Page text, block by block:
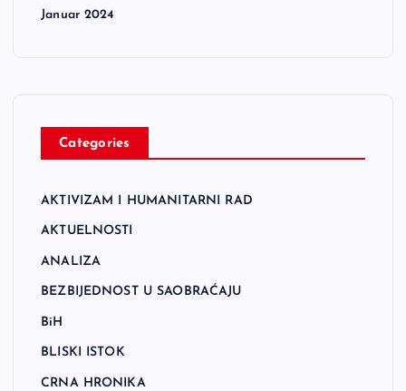
Januar 2024
Categories
AKTIVIZAM I HUMANITARNI RAD
AKTUELNOSTI
ANALIZA
BEZBIJEDNOST U SAOBRAĆAJU
BiH
BLISKI ISTOK
CRNA HRONIKA